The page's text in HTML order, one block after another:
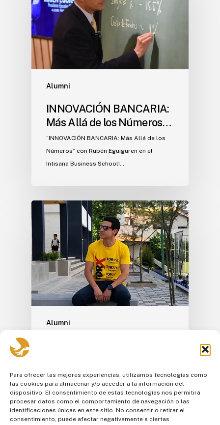
Para ofrecer las mejores experiencias, utilizamos tecnologías como
las cookies para almacenar y/o acceder a la información del
dispositivo. El consentimiento de estas tecnologías nos permitirá
procesar datos como el comportamiento de navegación o las
identificaciones únicas en este sitio. No consentir o retirar el
consentimiento, puede afectar negativamente a ciertas
Alumni
INNOVACIÓN BANCARIA:
Más Allá de los Números…
“INNOVACIÓN BANCARIA: Más Allá de los
Números” con Rubén Eguiguren en el
Intisana Business School!…
Alumni
des Géants
Pablo Navarro, Alumni de la Trigésima
Segunda promoción. 🦅 Nos cuenta su
experiencia en el…